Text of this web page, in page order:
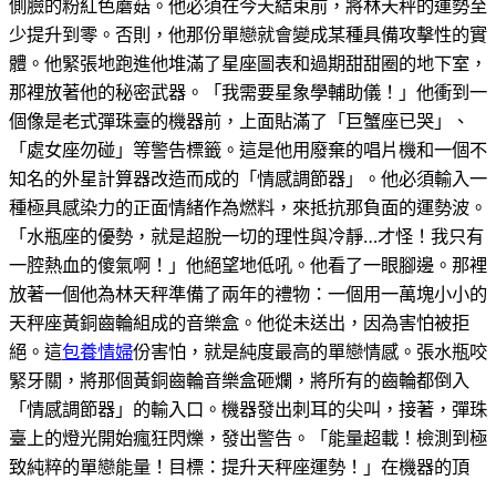
側臉的粉紅色蘑菇。他必須在今天結束前，將林天秤的運勢至
少提升到零。否則，他那份單戀就會變成某種具備攻擊性的實
體。他緊張地跑進他堆滿了星座圖表和過期甜甜圈的地下室，
那裡放著他的秘密武器。「我需要星象學輔助儀！」他衝到一
個像是老式彈珠臺的機器前，上面貼滿了「巨蟹座已哭」、
「處女座勿碰」等警告標籤。這是他用廢棄的唱片機和一個不
知名的外星計算器改造而成的「情感調節器」。他必須輸入一
種極具感染力的正面情緒作為燃料，來抵抗那負面的運勢波。
「水瓶座的優勢，就是超脫一切的理性與冷靜…才怪！我只有
一腔熱血的傻氣啊！」他絕望地低吼。他看了一眼腳邊。那裡
放著一個他為林天秤準備了兩年的禮物：一個用一萬塊小小的
天秤座黃銅齒輪組成的音樂盒。他從未送出，因為害怕被拒
絕。這包養情婦份害怕，就是純度最高的單戀情感。張水瓶咬
緊牙關，將那個黃銅齒輪音樂盒砸爛，將所有的齒輪都倒入
「情感調節器」的輸入口。機器發出刺耳的尖叫，接著，彈珠
臺上的燈光開始瘋狂閃爍，發出警告。「能量超載！檢測到極
致純粹的單戀能量！目標：提升天秤座運勢！」在機器的頂